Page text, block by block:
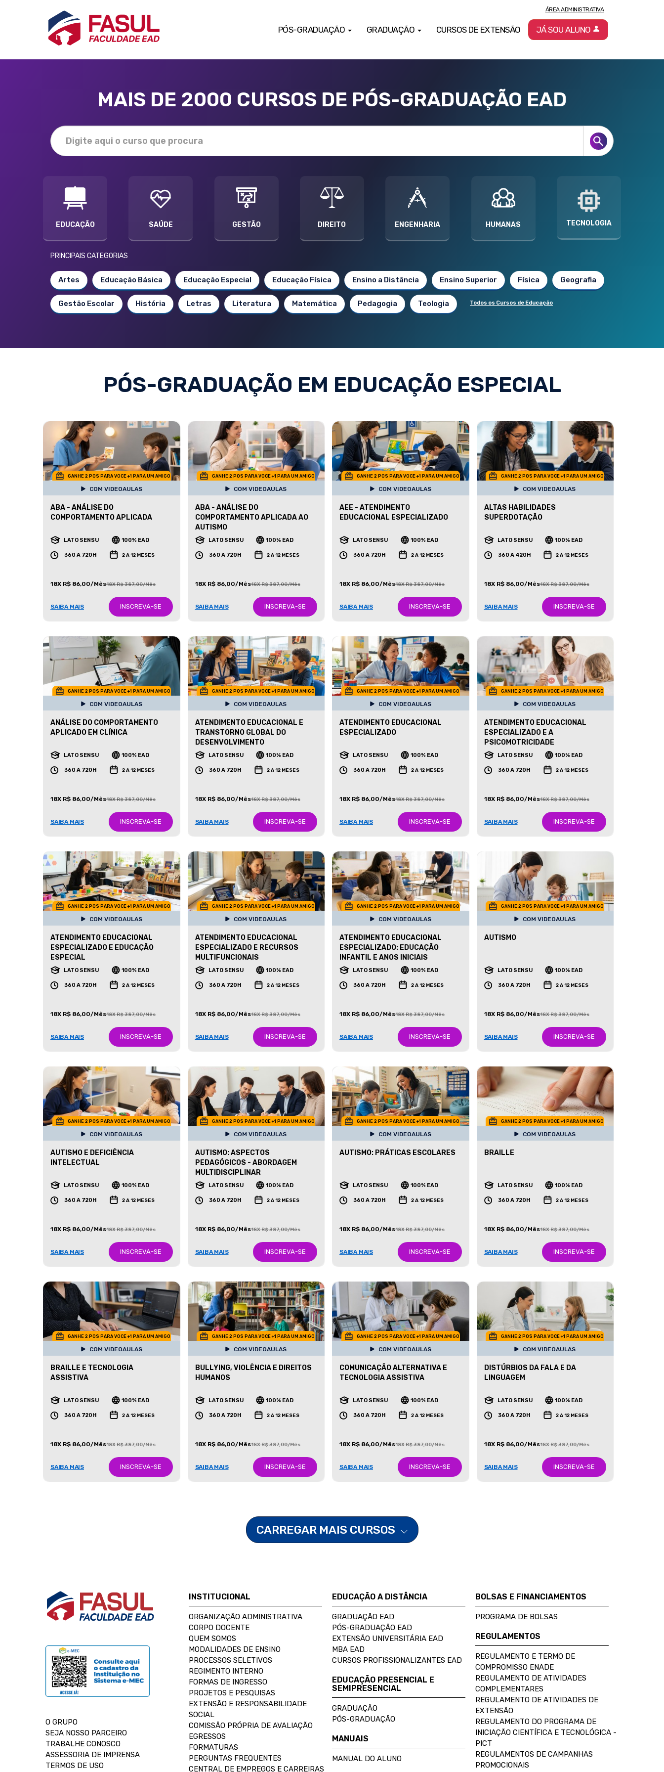
PÓS-GRADUAÇÃO GRADUAÇÃO CURSOS DE EXTENSÃO
ÁREA ADMINISTRATIVA
JÁ SOU ALUNO
MAIS DE 2000 CURSOS DE PÓS-GRADUAÇÃO EAD
EDUCAÇÃO SAÚDE GESTÃO DIREITO ENGENHARIA HUMANAS TECNOLOGIA
PRINCIPAIS CATEGORIAS
Artes Educação Básica Educação Especial Educação Física Ensino a Distância Ensino Superior Física Geografia
Gestão Escolar História Letras Literatura Matemática Pedagogia Teologia Todos os Cursos de Educação
PÓS-GRADUAÇÃO EM EDUCAÇÃO ESPECIAL
GANHE 2 POS PARA VOCE +1 PARA UM AMIGO
COM VIDEOAULAS
ABA - ANÁLISE DO
COMPORTAMENTO APLICADA
LATO SENSU 100% EAD
360 A 720H 2 A 12 MESES
18X R$ 86,00/Mês18X R$ 387,00/Mês
SAIBA MAIS INSCREVA-SE
GANHE 2 POS PARA VOCE +1 PARA UM AMIGO
COM VIDEOAULAS
ABA - ANÁLISE DO
COMPORTAMENTO APLICADA AO
AUTISMO
LATO SENSU 100% EAD
360 A 720H 2 A 12 MESES
18X R$ 86,00/Mês18X R$ 387,00/Mês
SAIBA MAIS INSCREVA-SE
GANHE 2 POS PARA VOCE +1 PARA UM AMIGO
COM VIDEOAULAS
AEE - ATENDIMENTO
EDUCACIONAL ESPECIALIZADO
LATO SENSU 100% EAD
360 A 720H 2 A 12 MESES
18X R$ 86,00/Mês18X R$ 387,00/Mês
SAIBA MAIS INSCREVA-SE
GANHE 2 POS PARA VOCE +1 PARA UM AMIGO
COM VIDEOAULAS
ALTAS HABILIDADES
SUPERDOTAÇÃO
LATO SENSU 100% EAD
360 A 420H 2 A 12 MESES
18X R$ 86,00/Mês18X R$ 387,00/Mês
SAIBA MAIS INSCREVA-SE
GANHE 2 POS PARA VOCE +1 PARA UM AMIGO
COM VIDEOAULAS
ANÁLISE DO COMPORTAMENTO
APLICADO EM CLÍNICA
LATO SENSU 100% EAD
360 A 720H 2 A 12 MESES
18X R$ 86,00/Mês18X R$ 387,00/Mês
SAIBA MAIS INSCREVA-SE
GANHE 2 POS PARA VOCE +1 PARA UM AMIGO
COM VIDEOAULAS
ATENDIMENTO EDUCACIONAL E
TRANSTORNO GLOBAL DO
DESENVOLVIMENTO
LATO SENSU 100% EAD
360 A 720H 2 A 12 MESES
18X R$ 86,00/Mês18X R$ 387,00/Mês
SAIBA MAIS INSCREVA-SE
GANHE 2 POS PARA VOCE +1 PARA UM AMIGO
COM VIDEOAULAS
ATENDIMENTO EDUCACIONAL
ESPECIALIZADO
LATO SENSU 100% EAD
360 A 720H 2 A 12 MESES
18X R$ 86,00/Mês18X R$ 387,00/Mês
SAIBA MAIS INSCREVA-SE
GANHE 2 POS PARA VOCE +1 PARA UM AMIGO
COM VIDEOAULAS
ATENDIMENTO EDUCACIONAL
ESPECIALIZADO E A
PSICOMOTRICIDADE
LATO SENSU 100% EAD
360 A 720H 2 A 12 MESES
18X R$ 86,00/Mês18X R$ 387,00/Mês
SAIBA MAIS INSCREVA-SE
GANHE 2 POS PARA VOCE +1 PARA UM AMIGO
COM VIDEOAULAS
ATENDIMENTO EDUCACIONAL
ESPECIALIZADO E EDUCAÇÃO
ESPECIAL
LATO SENSU 100% EAD
360 A 720H 2 A 12 MESES
18X R$ 86,00/Mês18X R$ 387,00/Mês
SAIBA MAIS INSCREVA-SE
GANHE 2 POS PARA VOCE +1 PARA UM AMIGO
COM VIDEOAULAS
ATENDIMENTO EDUCACIONAL
ESPECIALIZADO E RECURSOS
MULTIFUNCIONAIS
LATO SENSU 100% EAD
360 A 720H 2 A 12 MESES
18X R$ 86,00/Mês18X R$ 387,00/Mês
SAIBA MAIS INSCREVA-SE
GANHE 2 POS PARA VOCE +1 PARA UM AMIGO
COM VIDEOAULAS
ATENDIMENTO EDUCACIONAL
ESPECIALIZADO: EDUCAÇÃO
INFANTIL E ANOS INICIAIS
LATO SENSU 100% EAD
360 A 720H 2 A 12 MESES
18X R$ 86,00/Mês18X R$ 387,00/Mês
SAIBA MAIS INSCREVA-SE
GANHE 2 POS PARA VOCE +1 PARA UM AMIGO
COM VIDEOAULAS
AUTISMO
LATO SENSU 100% EAD
360 A 720H 2 A 12 MESES
18X R$ 86,00/Mês18X R$ 387,00/Mês
SAIBA MAIS INSCREVA-SE
GANHE 2 POS PARA VOCE +1 PARA UM AMIGO
COM VIDEOAULAS
AUTISMO E DEFICIÊNCIA
INTELECTUAL
LATO SENSU 100% EAD
360 A 720H 2 A 12 MESES
18X R$ 86,00/Mês18X R$ 387,00/Mês
SAIBA MAIS INSCREVA-SE
GANHE 2 POS PARA VOCE +1 PARA UM AMIGO
COM VIDEOAULAS
AUTISMO: ASPECTOS
PEDAGÓGICOS - ABORDAGEM
MULTIDISCIPLINAR
LATO SENSU 100% EAD
360 A 720H 2 A 12 MESES
18X R$ 86,00/Mês18X R$ 387,00/Mês
SAIBA MAIS INSCREVA-SE
GANHE 2 POS PARA VOCE +1 PARA UM AMIGO
COM VIDEOAULAS
AUTISMO: PRÁTICAS ESCOLARES
LATO SENSU 100% EAD
360 A 720H 2 A 12 MESES
18X R$ 86,00/Mês18X R$ 387,00/Mês
SAIBA MAIS INSCREVA-SE
GANHE 2 POS PARA VOCE +1 PARA UM AMIGO
COM VIDEOAULAS
BRAILLE
LATO SENSU 100% EAD
360 A 720H 2 A 12 MESES
18X R$ 86,00/Mês18X R$ 387,00/Mês
SAIBA MAIS INSCREVA-SE
GANHE 2 POS PARA VOCE +1 PARA UM AMIGO
COM VIDEOAULAS
BRAILLE E TECNOLOGIA
ASSISTIVA
LATO SENSU 100% EAD
360 A 720H 2 A 12 MESES
18X R$ 86,00/Mês18X R$ 387,00/Mês
SAIBA MAIS INSCREVA-SE
GANHE 2 POS PARA VOCE +1 PARA UM AMIGO
COM VIDEOAULAS
BULLYING, VIOLÊNCIA E DIREITOS
HUMANOS
LATO SENSU 100% EAD
360 A 720H 2 A 12 MESES
18X R$ 86,00/Mês18X R$ 387,00/Mês
SAIBA MAIS INSCREVA-SE
GANHE 2 POS PARA VOCE +1 PARA UM AMIGO
COM VIDEOAULAS
COMUNICAÇÃO ALTERNATIVA E
TECNOLOGIA ASSISTIVA
LATO SENSU 100% EAD
360 A 720H 2 A 12 MESES
18X R$ 86,00/Mês18X R$ 387,00/Mês
SAIBA MAIS INSCREVA-SE
GANHE 2 POS PARA VOCE +1 PARA UM AMIGO
COM VIDEOAULAS
DISTÚRBIOS DA FALA E DA
LINGUAGEM
LATO SENSU 100% EAD
360 A 720H 2 A 12 MESES
18X R$ 86,00/Mês18X R$ 387,00/Mês
SAIBA MAIS INSCREVA-SE
CARREGAR MAIS CURSOS
O GRUPO
SEJA NOSSO PARCEIRO
TRABALHE CONOSCO
ASSESSORIA DE IMPRENSA
TERMOS DE USO
INSTITUCIONAL
ORGANIZAÇÃO ADMINISTRATIVA
CORPO DOCENTE
QUEM SOMOS
MODALIDADES DE ENSINO
PROCESSOS SELETIVOS
REGIMENTO INTERNO
FORMAS DE INGRESSO
PROJETOS E PESQUISAS
EXTENSÃO E RESPONSABILIDADE
SOCIAL
COMISSÃO PRÓPRIA DE AVALIAÇÃO
EGRESSOS
FORMATURAS
PERGUNTAS FREQUENTES
CENTRAL DE EMPREGOS E CARREIRAS
EDUCAÇÃO A DISTÂNCIA
GRADUAÇÃO EAD
PÓS-GRADUAÇÃO EAD
EXTENSÃO UNIVERSITÁRIA EAD
MBA EAD
CURSOS PROFISSIONALIZANTES EAD
EDUCAÇÃO PRESENCIAL E
SEMIPRESENCIAL
GRADUAÇÃO
PÓS-GRADUAÇÃO
MANUAIS
MANUAL DO ALUNO
BOLSAS E FINANCIAMENTOS
PROGRAMA DE BOLSAS
REGULAMENTOS
REGULAMENTO E TERMO DE
COMPROMISSO ENADE
REGULAMENTO DE ATIVIDADES
COMPLEMENTARES
REGULAMENTO DE ATIVIDADES DE
EXTENSÃO
REGULAMENTO DO PROGRAMA DE
INICIAÇÃO CIENTÍFICA E TECNOLÓGICA -
PICT
REGULAMENTOS DE CAMPANHAS
PROMOCIONAIS